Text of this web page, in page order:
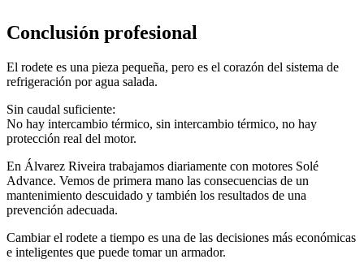
Conclusión profesional
El rodete es una pieza pequeña, pero es el corazón del sistema de
refrigeración por agua salada.
Sin caudal suficiente:
No hay intercambio térmico, sin intercambio térmico, no hay
protección real del motor.
En Álvarez Riveira trabajamos diariamente con motores Solé
Advance. Vemos de primera mano las consecuencias de un
mantenimiento descuidado y también los resultados de una
prevención adecuada.
Cambiar el rodete a tiempo es una de las decisiones más económicas
e inteligentes que puede tomar un armador.